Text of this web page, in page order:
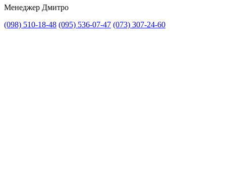
Менеджер Дмитро
(098) 510-18-48 (095) 536-07-47 (073) 307-24-60